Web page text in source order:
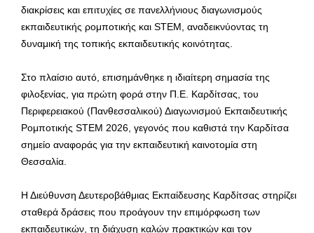
διακρίσεις και επιτυχίες σε πανελλήνιους διαγωνισμούς
εκπαιδευτικής ρομποτικής και STEM, αναδεικνύοντας τη
δυναμική της τοπικής εκπαιδευτικής κοινότητας.
Στο πλαίσιο αυτό, επισημάνθηκε η ιδιαίτερη σημασία της
φιλοξενίας, για πρώτη φορά στην Π.Ε. Καρδίτσας, του
Περιφερειακού (Πανθεσσαλικού) Διαγωνισμού Εκπαιδευτικής
Ρομποτικής STEM 2026, γεγονός που καθιστά την Καρδίτσα
σημείο αναφοράς για την εκπαιδευτική καινοτομία στη
Θεσσαλία.
Η Διεύθυνση Δευτεροβάθμιας Εκπαίδευσης Καρδίτσας στηρίζει
σταθερά δράσεις που προάγουν την επιμόρφωση των
εκπαιδευτικών, τη διάχυση καλών πρακτικών και τον